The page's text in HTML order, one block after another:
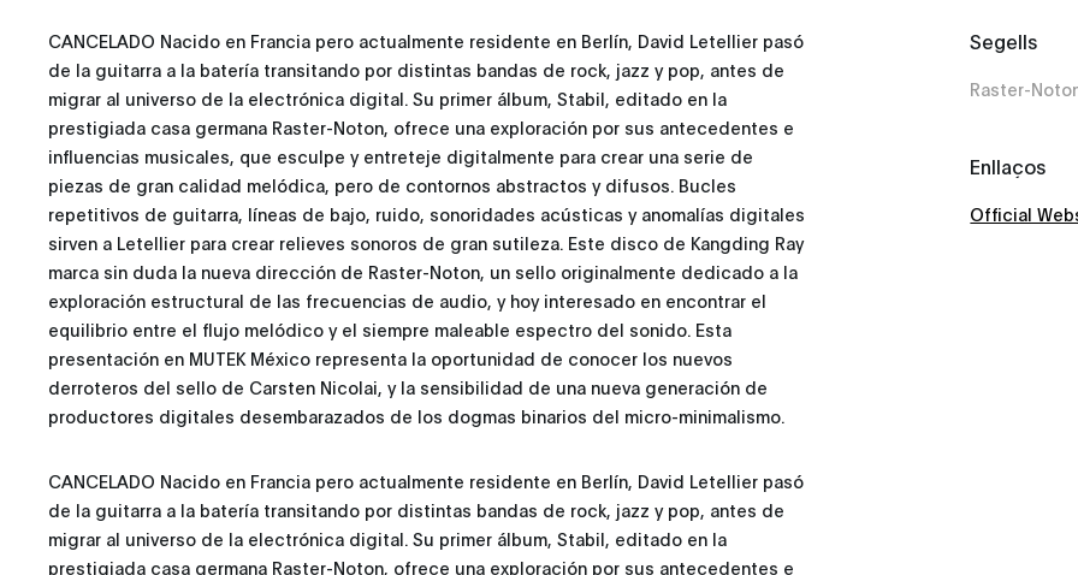
CANCELADO Nacido en Francia pero actualmente residente en Berlín, David Letellier pasó
de la guitarra a la batería transitando por distintas bandas de rock, jazz y pop, antes de
migrar al universo de la electrónica digital. Su primer álbum, Stabil, editado en la
prestigiada casa germana Raster-Noton, ofrece una exploración por sus antecedentes e
influencias musicales, que esculpe y entreteje digitalmente para crear una serie de
piezas de gran calidad melódica, pero de contornos abstractos y difusos. Bucles
repetitivos de guitarra, líneas de bajo, ruido, sonoridades acústicas y anomalías digitales
sirven a Letellier para crear relieves sonoros de gran sutileza. Este disco de Kangding Ray
marca sin duda la nueva dirección de Raster-Noton, un sello originalmente dedicado a la
exploración estructural de las frecuencias de audio, y hoy interesado en encontrar el
equilibrio entre el flujo melódico y el siempre maleable espectro del sonido. Esta
presentación en MUTEK México representa la oportunidad de conocer los nuevos
derroteros del sello de Carsten Nicolai, y la sensibilidad de una nueva generación de
productores digitales desembarazados de los dogmas binarios del micro-minimalismo.
CANCELADO Nacido en Francia pero actualmente residente en Berlín, David Letellier pasó
de la guitarra a la batería transitando por distintas bandas de rock, jazz y pop, antes de
migrar al universo de la electrónica digital. Su primer álbum, Stabil, editado en la
prestigiada casa germana Raster-Noton, ofrece una exploración por sus antecedentes e
Segells
Raster-
Enllaços
Official